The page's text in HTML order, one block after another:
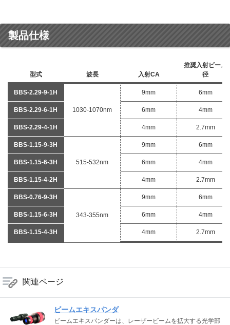
製品仕様
型式 波長 入射CA
推奨入射ビーム
径
BBS-2.29-9-1H
1030-1070nm
9mm 6mm
BBS-2.29-6-1H 6mm 4mm
BBS-2.29-4-1H 4mm 2.7mm
BBS-1.15-9-3H
515-532nm
9mm 6mm
BBS-1.15-6-3H 6mm 4mm
BBS-1.15-4-2H 4mm 2.7mm
BBS-0.76-9-3H
343-355nm
9mm 6mm
BBS-1.15-6-3H 6mm 4mm
BBS-1.15-4-3H 4mm 2.7mm
関連ページ
ビームエキスパンダ
ビームエキスパンダーは、レーザービームを拡大する光学部